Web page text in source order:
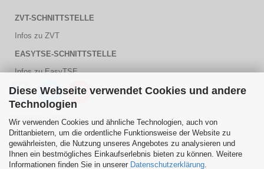
Diese Webseite verwendet Cookies und andere
Technologien
Wir verwenden Cookies und ähnliche Technologien, auch von
Drittanbietern, um die ordentliche Funktionsweise der Website zu
gewährleisten, die Nutzung unseres Angebotes zu analysieren und
Ihnen ein bestmögliches Einkaufserlebnis bieten zu können. Weitere
Informationen finden Sie in unserer Datenschutzerklärung
ZVT-SCHNITTSTELLE
Infos zu ZVT
EASYTSE-SCHNITTSTELLE
Infos zu EasyTSE
KUNDENSERVICE
PDF Hilfe
Kontaktformular